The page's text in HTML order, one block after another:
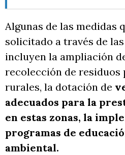
Algunas de las medidas
solicitado a través de
incluyen la ampliación
recolección de residuos
rurales, la dotación de
adecuados para la
en estas zonas, la
programas de
ambiental.